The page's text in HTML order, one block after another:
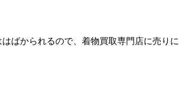
ばかられるので、着物買取専門店に売りに